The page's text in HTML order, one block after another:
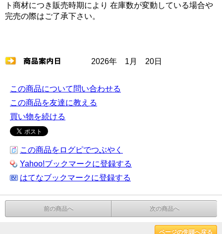
ト商材につき販売時期により 在庫数が変動している場合や
完売の際はご了承下さい。
2026年 1月 20日
この商品について問い合わせる
この商品を友達に教える
買い物を続ける
この商品をログピでつぶやく
Yahoo!ブックマークに登録する
はてなブックマークに登録する
前の商品へ 次の商品へ
ページの先頭へ戻る